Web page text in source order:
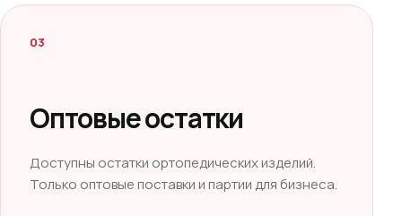
03
Оптовые остатки
Доступны остатки ортопедических изделий.
Только оптовые поставки и партии для бизнеса.